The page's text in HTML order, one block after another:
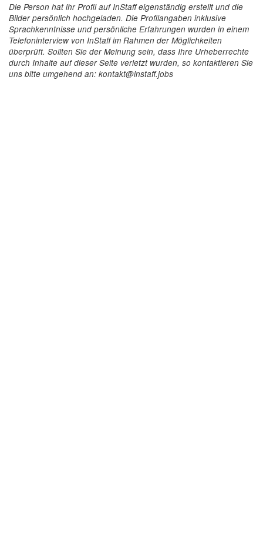
Die Person hat ihr Profil auf InStaff eigenständig erstellt und die
Bilder persönlich hochgeladen. Die Profilangaben inklusive
Sprachkenntnisse und persönliche Erfahrungen wurden in einem
Telefoninterview von InStaff im Rahmen der Möglichkeiten
überprüft. Sollten Sie der Meinung sein, dass Ihre Urheberrechte
durch Inhalte auf dieser Seite verletzt wurden, so kontaktieren Sie
uns bitte umgehend an: kontakt@instaff.jobs